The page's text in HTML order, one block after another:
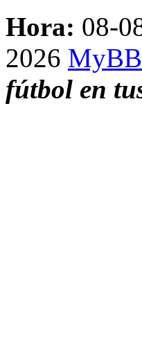
Hora: 08-
2026
fútbol en